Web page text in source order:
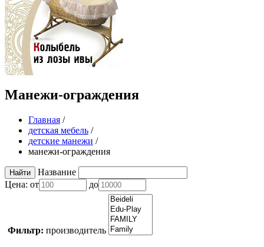
Манежи-ограждения
Главная /
детская мебель /
детские манежи /
манежи-ограждения
Название
Цена: от до
Фильтр: производитель